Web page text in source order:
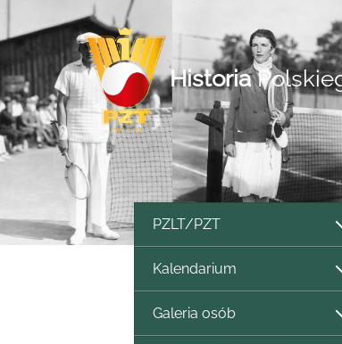
Historia
PZLT/PZT
Kalendarium
Galeria osób